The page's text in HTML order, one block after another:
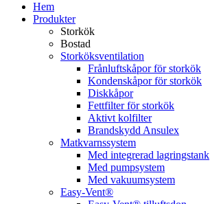
Hem
Produkter
Storkök
Bostad
Storköksventilation
Frånluftskåpor för storkök
Kondenskåpor för storkök
Diskkåpor
Fettfilter för storkök
Aktivt kolfilter
Brandskydd Ansulex
Matkvarnssystem
Med integrerad lagringstank
Med pumpsystem
Med vakuumsystem
Easy-Vent®